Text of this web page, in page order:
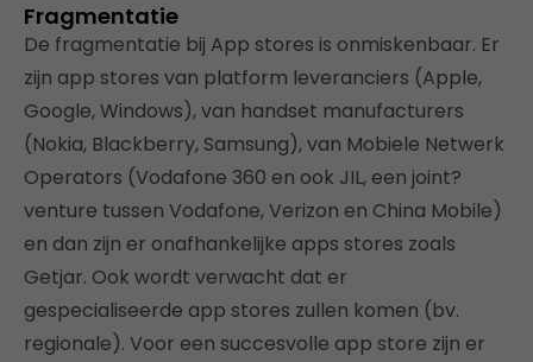
Fragmentatie
De fragmentatie bij App stores is onmiskenbaar. Er
zijn app stores van platform leveranciers (Apple,
Google, Windows), van handset manufacturers
(Nokia, Blackberry, Samsung), van Mobiele Netwerk
Operators (Vodafone 360 en ook JIL, een joint?
venture tussen Vodafone, Verizon en China Mobile)
en dan zijn er onafhankelijke apps stores zoals
Getjar. Ook wordt verwacht dat er
gespecialiseerde app stores zullen komen (bv.
regionale). Voor een succesvolle app store zijn er